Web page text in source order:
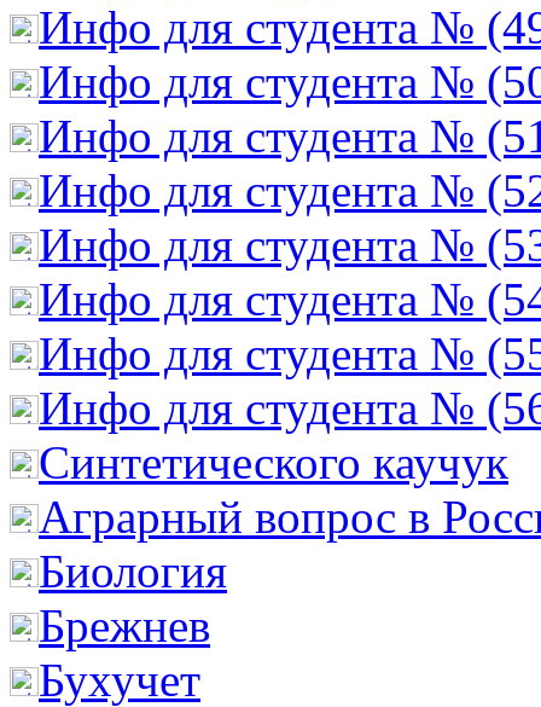
Инфо для студента №
Инфо для студента №
Инфо для студента №
Инфо для студента №
Инфо для студента №
Инфо для студента №
Инфо для студента №
Инфо для студента №
Cинтетического каучук
Аграрный вопрос в
Биология
Брежнев
Бухучет